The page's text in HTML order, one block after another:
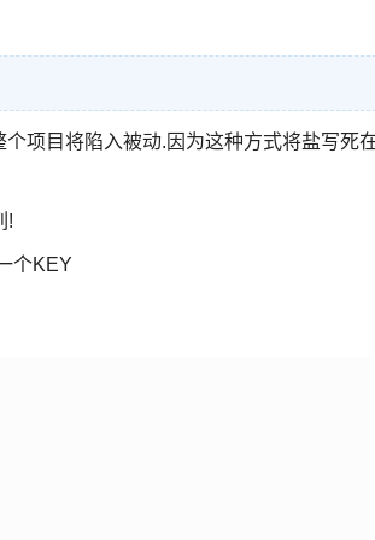
项目将陷入被动.因为这种方式将盐写死
!
个KEY